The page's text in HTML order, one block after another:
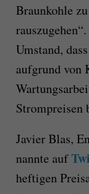
Braunkohle
Umstand,
aufgrund von
Strompreisen
Javier Blas,
nannte auf
heftigen